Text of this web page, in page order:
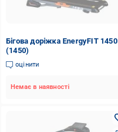
Бігова доріжка EnergyFIT 1450
(1450)
оцінити
Немає в наявності